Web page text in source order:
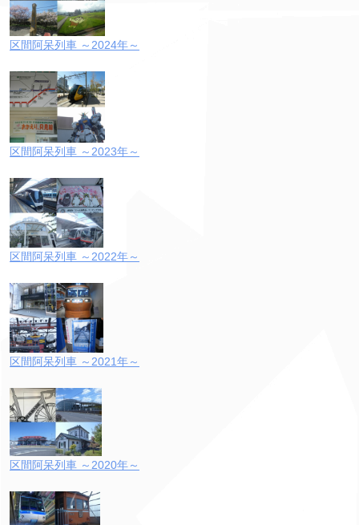
区間阿呆列車 ～2024年～
区間阿呆列車 ～2023年～
区間阿呆列車 ～2022年～
区間阿呆列車 ～2021年～
区間阿呆列車 ～2020年～